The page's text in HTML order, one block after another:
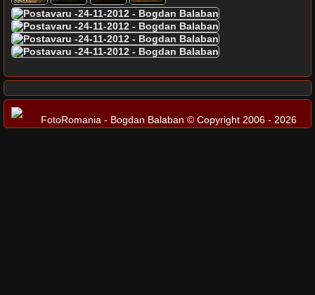
FotoRomania - Bogdan Balaban © Copyright 2006 - 2026